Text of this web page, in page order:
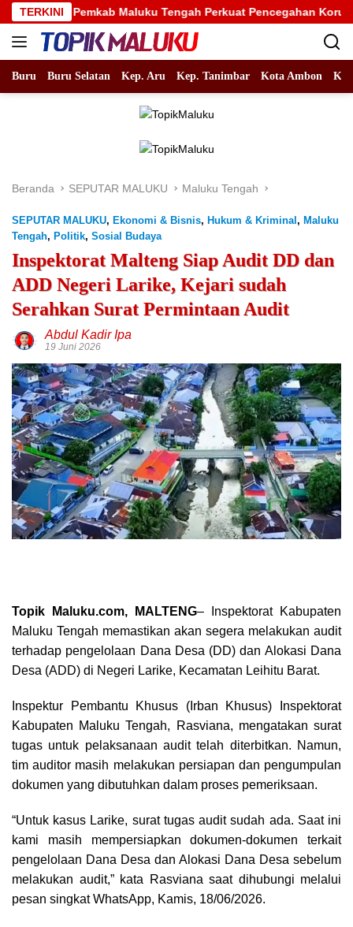
Langsung
ke
konten
TERKINI
Pemkab Maluku Tengah Perkuat Pencegahan Korupsi,
Buru Buru Selatan Kep. Aru Kep. Tanimbar Kota Ambon
Beranda SEPUTAR MALUKU Maluku Tengah
SEPUTAR MALUKU, Ekonomi & Bisnis, Hukum & Kriminal , Maluku
Tengah, Politik, Sosial Budaya
Inspektorat Malteng Siap Audit DD dan
ADD Negeri Larike, Kejari sudah
Serahkan Surat Permintaan Audit
Abdul Kadir Ipa
19 Juni 2026
Topik Maluku.com, MALTENG– Inspektorat Kabupaten
Maluku Tengah memastikan akan segera melakukan audit
terhadap pengelolaan Dana Desa (DD) dan Alokasi Dana
Desa (ADD) di Negeri Larike, Kecamatan Leihitu Barat.
Inspektur Pembantu Khusus (Irban Khusus) Inspektorat
Kabupaten Maluku Tengah, Rasviana, mengatakan surat
tugas untuk pelaksanaan audit telah diterbitkan. Namun,
tim auditor masih melakukan persiapan dan pengumpulan
dokumen yang dibutuhkan dalam proses pemeriksaan.
“Untuk kasus Larike, surat tugas audit sudah ada. Saat ini
kami masih mempersiapkan dokumen-dokumen terkait
pengelolaan Dana Desa dan Alokasi Dana Desa sebelum
melakukan audit,” kata Rasviana saat dihubungi melalui
pesan singkat WhatsApp, Kamis, 18/06/2026.